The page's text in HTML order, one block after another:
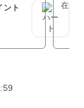
ント
在庫